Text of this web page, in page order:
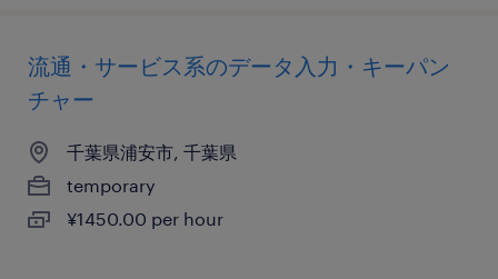
流通・サービス系のデータ入力・キーパン
チャー
千葉県浦安市, 千葉県
temporary
¥1450.00 per hour